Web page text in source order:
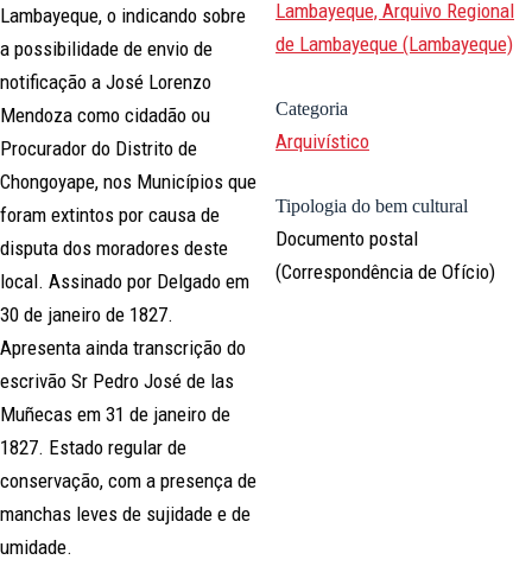
Lambayeque, o indicando sobre
a possibilidade de envio de
notificação a José Lorenzo
Mendoza como cidadão ou
Procurador do Distrito de
Chongoyape, nos Municípios que
foram extintos por causa de
disputa dos moradores deste
local. Assinado por Delgado em
30 de janeiro de 1827.
Apresenta ainda transcrição do
escrivão Sr Pedro José de las
Muñecas em 31 de janeiro de
1827. Estado regular de
conservação, com a presença de
manchas leves de sujidade e de
umidade.
Lambayeque, Arquivo Regional
de Lambayeque (Lambayeque)
Categoria
Arquivístico
Tipologia do bem cultural
Documento postal
(Correspondência de Ofício)